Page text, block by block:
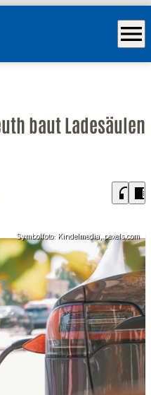
menu
baut Ladesäulen
headphones chrome_reader_mode
Symbolfoto: Kindelmedia, pexels.com